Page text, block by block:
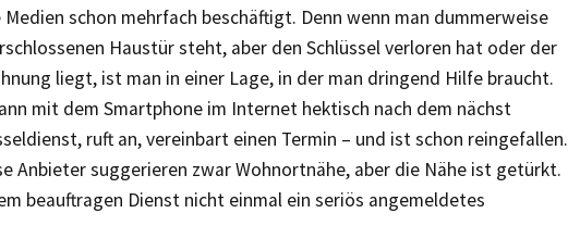
Medien schon mehrfach beschäftigt. Denn wenn man dummerweise
Haustür steht, aber den Schlüssel verloren hat oder der
liegt, ist man in einer Lage, in der man dringend Hilfe braucht.
mit dem Smartphone im Internet hektisch nach dem nächst
ruft an, vereinbart einen Termin – und ist schon reingefallen.
Anbieter suggerieren zwar Wohnortnähe, aber die Nähe ist getürkt.
beauftragen Dienst nicht einmal ein seriös angemeldetes